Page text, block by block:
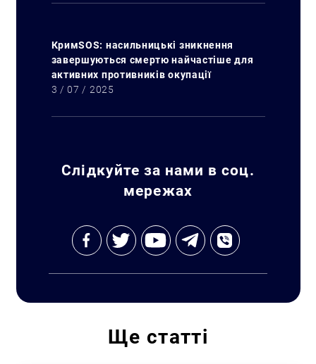
КримSOS: насильницькі зникнення
завершуються смертю найчастіше для
активних противників окупації
3 / 07 / 2025
Слідкуйте за нами в соц.
мережах
Ще статті